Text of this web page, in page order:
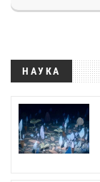
НАУКА